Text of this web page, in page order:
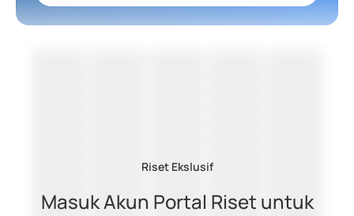
Riset Ekslusif
Masuk Akun Portal Riset untuk